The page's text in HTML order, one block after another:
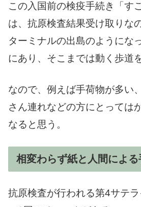
この入国前の検疫手続き「す
は、抗原検査結果受け取りな
ターミナルの出島のようにな
にあり、そこまでは動く歩道
なので、例えば手荷物が多い
さん連れなどの方にとっては
なると思う。
相変わらず紙と人間による
抗原検査が行われる第4サテ